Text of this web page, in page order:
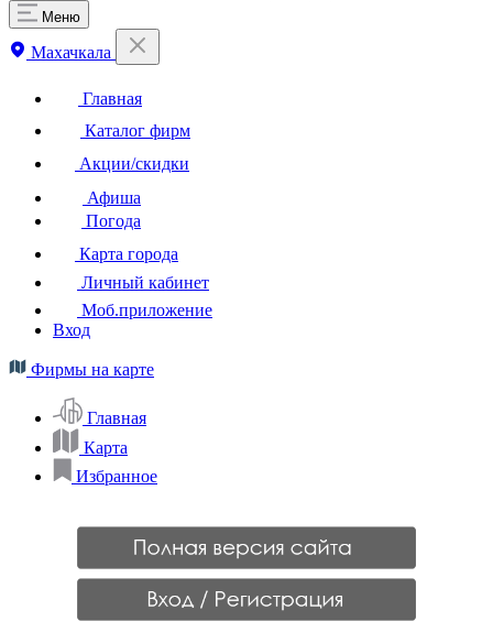
Меню
Махачкала
Главная
Каталог фирм
Акции/скидки
Афиша
Погода
Карта города
Личный кабинет
Моб.приложение
Вход
Фирмы на карте
Главная
Карта
Избранное